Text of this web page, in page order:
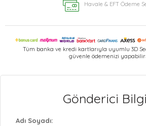
Havale & EFT Ödeme
Tüm banka ve kredi kartlarıyla uyumlu 3D
güvenle ödemenizi
Gönderici
Adı Soyadı: